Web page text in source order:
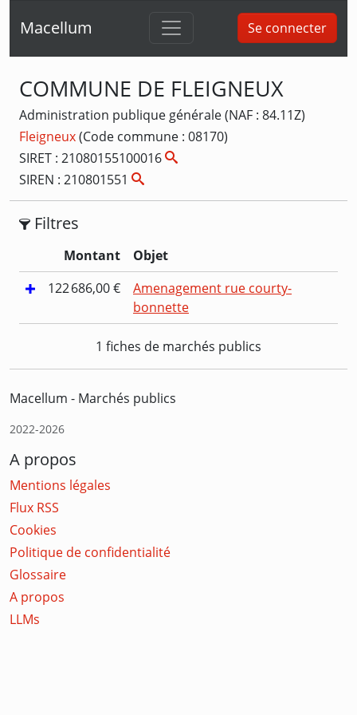
Macellum Se connecter
COMMUNE DE FLEIGNEUX
Administration publique générale (NAF : 84.11Z)
Fleigneux(Code commune : 08170)
SIRET : 21080155100016
SIREN : 210801551
Filtres
Montant
Objet
122 686,00 €
Amenagement rue courty-
bonnette
1 fiches de marchés publics
Macellum - Marchés publics
2022-2026
A propos
Mentions légales
Flux RSS
Cookies
Politique de confidentialité
Glossaire
A propos
LLMs